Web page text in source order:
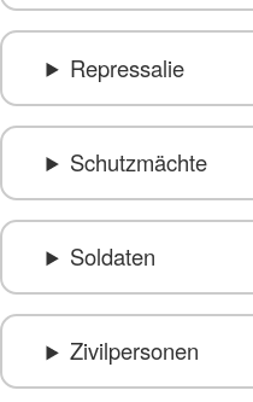
Repressalie
Schutzmächte
Soldaten
Zivilpersonen